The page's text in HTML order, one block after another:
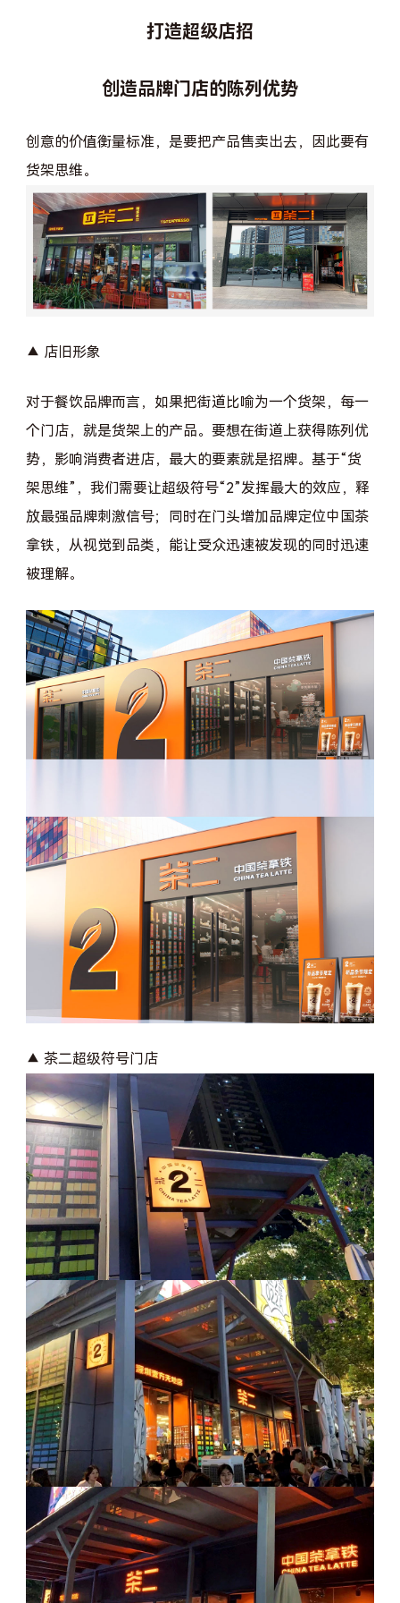
打造超级店招
创造品牌门店的陈列优势
创意的价值衡量标准，是要把产品售卖出去，因此要有
货架思维。
▲ 店旧形象
对于餐饮品牌而言，如果把街道比喻为一个货架，每一
个门店，就是货架上的产品。要想在街道上获得陈列优
势，影响消费者进店，最大的要素就是招牌。基于“货
架思维”，我们需要让超级符号“2”发挥最大的效应，释
放最强品牌刺激信号；同时在门头增加品牌定位中国茶
拿铁，从视觉到品类，能让受众迅速被发现的同时迅速
被理解。
▲ 茶二超级符号门店